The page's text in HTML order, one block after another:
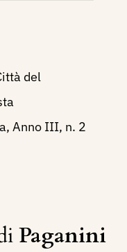
del
Anno III, n. 2
Paganini